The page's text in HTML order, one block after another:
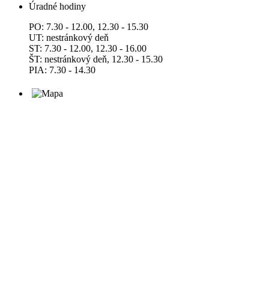
Úradné hodiny
PO: 7.30 - 12.00, 12.30 - 15.30
UT: nestránkový deň
ST: 7.30 - 12.00, 12.30 - 16.00
ŠT: nestránkový deň, 12.30 - 15.30
PIA: 7.30 - 14.30